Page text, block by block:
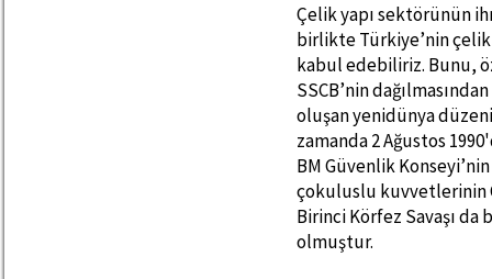
Çelik yapı sektörünün
birlikte Türkiye’nin çelik
kabul edebiliriz. Bunu,
SSCB’nin
oluşan yenidünya
zamanda 2 Ağustos
BM Güvenlik
çokuluslu kuvvetlerinin
Birinci Körfez Savaşı
olmuştur.